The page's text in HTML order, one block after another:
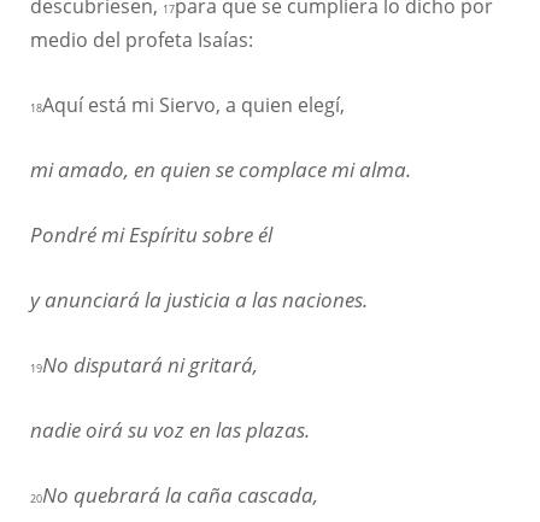
descubriesen, 17para que se cumpliera lo dicho por
medio del profeta Isaías:
18Aquí está mi Siervo, a quien elegí,
mi amado, en quien se complace mi alma.
Pondré mi Espíritu sobre él
y anunciará la justicia a las naciones.
19No disputará ni gritará,
nadie oirá su voz en las plazas.
20No quebrará la caña cascada,